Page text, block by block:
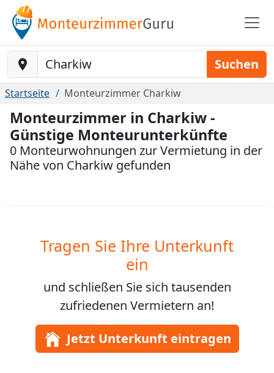
Baustelle-Location Suchen
Startseite Monteurzimmer Charkiw
Monteurzimmer in Charkiw -
Günstige Monteurunterkünfte
0 Monteurwohnungen zur Vermietung in der
Nähe von Charkiw gefunden
Tragen Sie Ihre Unterkunft
ein
und schließen Sie sich tausenden
zufriedenen Vermietern an!
Jetzt Unterkunft eintragen